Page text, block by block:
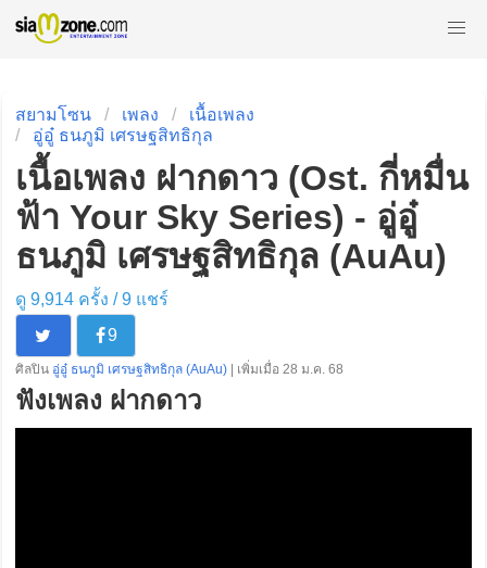
สยามโซน เพลง
เนื้อเพลง
อู่อู๋ ธนภูมิ เศรษฐสิทธิกุล
เนื้อเพลง ฝากดาว (Ost. กี่หมื่น
ฟ้า Your Sky Series) - อู่อู๋
ธนภูมิ เศรษฐสิทธิกุล (AuAu)
ดู 9,914 ครั้ง /9แชร์
9
ศิลปิน อู่อู๋ ธนภูมิ เศรษฐสิทธิกุล (AuAu) | เพิ่มเมื่อ 28 ม.ค. 68
ฟังเพลง ฝากดาว